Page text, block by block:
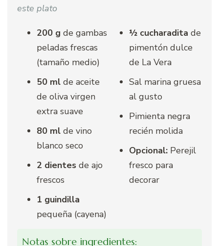
este plato
200 g de gambas
peladas frescas
(tamaño medio)
50 ml de aceite
de oliva virgen
extra suave
80 ml de vino
blanco seco
2 dientes de ajo
frescos
1 guindilla
pequeña (cayena)
½ cucharadita de
pimentón dulce
de La Vera
Sal marina gruesa
al gusto
Pimienta negra
recién molida
Opcional: Perejil
fresco para
decorar
Notas sobre ingredientes: